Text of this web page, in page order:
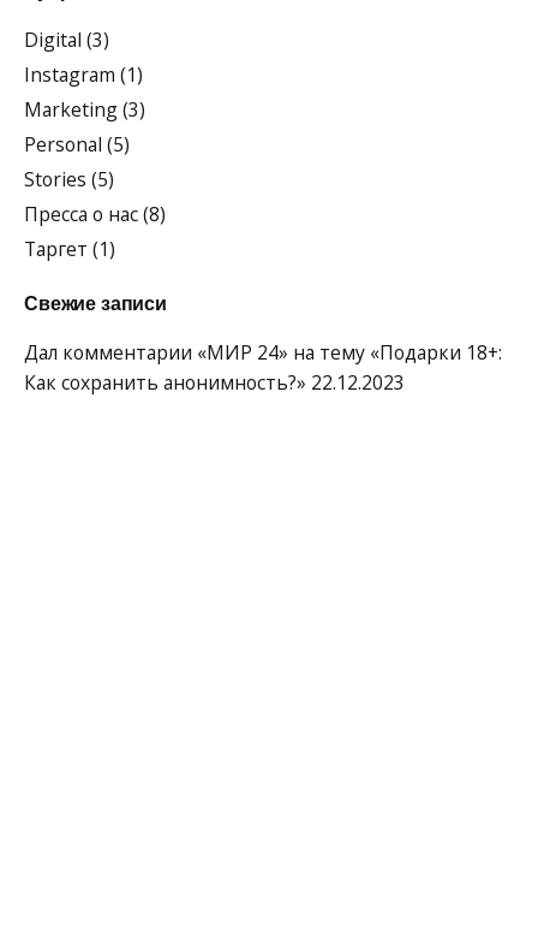
Digital (3)
Instagram (1)
Marketing(3)
Personal (5)
Stories (5)
Пресса о нас(8)
Таргет (1)
Свежие записи
Дал комментарии «МИР 24» на тему «Подарки 18+:
Как сохранить анонимность?» 22.12.2023